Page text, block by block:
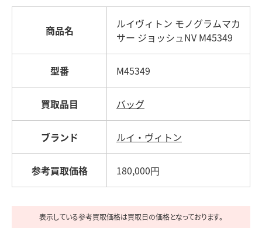
商品名
ルイヴィトン モノグラムマカ
サー ジョッシュNV M45349
型番 M45349
買取品目 バッグ
ブランド ルイ・ヴィトン
参考買取価格 180,000円
表示している参考買取価格は買取日の価格となっております。